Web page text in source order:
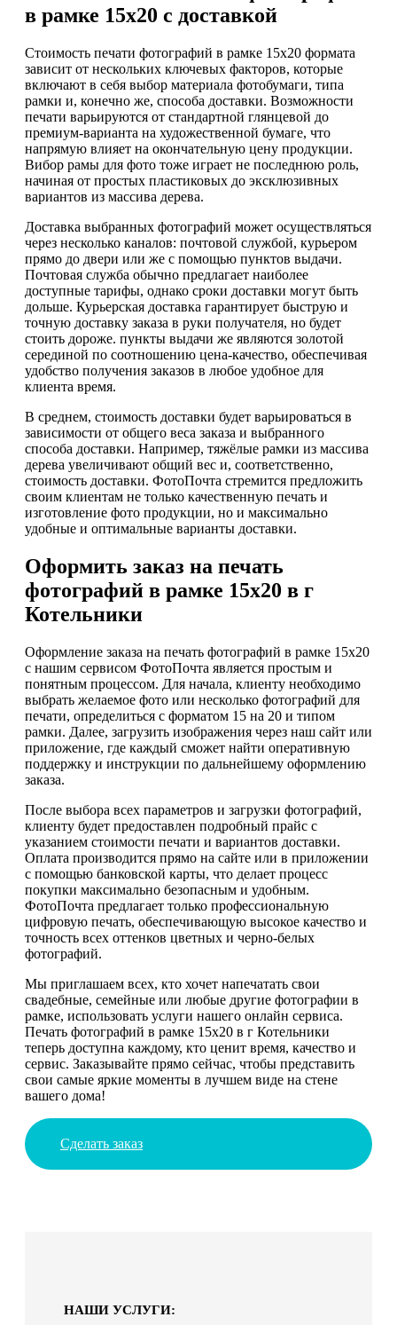
в рамке 15х20 с доставкой
Стоимость печати фотографий в рамке 15х20 формата
зависит от нескольких ключевых факторов, которые
включают в себя выбор материала фотобумаги, типа
рамки и, конечно же, способа доставки. Возможности
печати варьируются от стандартной глянцевой до
премиум-варианта на художественной бумаге, что
напрямую влияет на окончательную цену продукции.
Вибор рамы для фото тоже играет не последнюю роль,
начиная от простых пластиковых до эксклюзивных
вариантов из массива дерева.
Доставка выбранных фотографий может осуществляться
через несколько каналов: почтовой службой, курьером
прямо до двери или же с помощью пунктов выдачи.
Почтовая служба обычно предлагает наиболее
доступные тарифы, однако сроки доставки могут быть
дольше. Курьерская доставка гарантирует быструю и
точную доставку заказа в руки получателя, но будет
стоить дороже. пункты выдачи же являются золотой
серединой по соотношению цена-качество, обеспечивая
удобство получения заказов в любое удобное для
клиента время.
В среднем, стоимость доставки будет варьироваться в
зависимости от общего веса заказа и выбранного
способа доставки. Например, тяжёлые рамки из массива
дерева увеличивают общий вес и, соответственно,
стоимость доставки. ФотоПочта стремится предложить
своим клиентам не только качественную печать и
изготовление фото продукции, но и максимально
удобные и оптимальные варианты доставки.
Оформить заказ на печать
фотографий в рамке 15х20 в г
Котельники
Оформление заказа на печать фотографий в рамке 15х20
с нашим сервисом ФотоПочта является простым и
понятным процессом. Для начала, клиенту необходимо
выбрать желаемое фото или несколько фотографий для
печати, определиться с форматом 15 на 20 и типом
рамки. Далее, загрузить изображения через наш сайт или
приложение, где каждый сможет найти оперативную
поддержку и инструкции по дальнейшему оформлению
заказа.
После выбора всех параметров и загрузки фотографий,
клиенту будет предоставлен подробный прайс с
указанием стоимости печати и вариантов доставки.
Оплата производится прямо на сайте или в приложении
с помощью банковской карты, что делает процесс
покупки максимально безопасным и удобным.
ФотоПочта предлагает только профессиональную
цифровую печать, обеспечивающую высокое качество и
точность всех оттенков цветных и черно-белых
фотографий.
Мы приглашаем всех, кто хочет напечатать свои
свадебные, семейные или любые другие фотографии в
рамке, использовать услуги нашего онлайн сервиса.
Печать фотографий в рамке 15х20 в г Котельники
теперь доступна каждому, кто ценит время, качество и
сервис. Заказывайте прямо сейчас, чтобы представить
свои самые яркие моменты в лучшем виде на стене
вашего дома!
Сделать заказ
НАШИ УСЛУГИ: